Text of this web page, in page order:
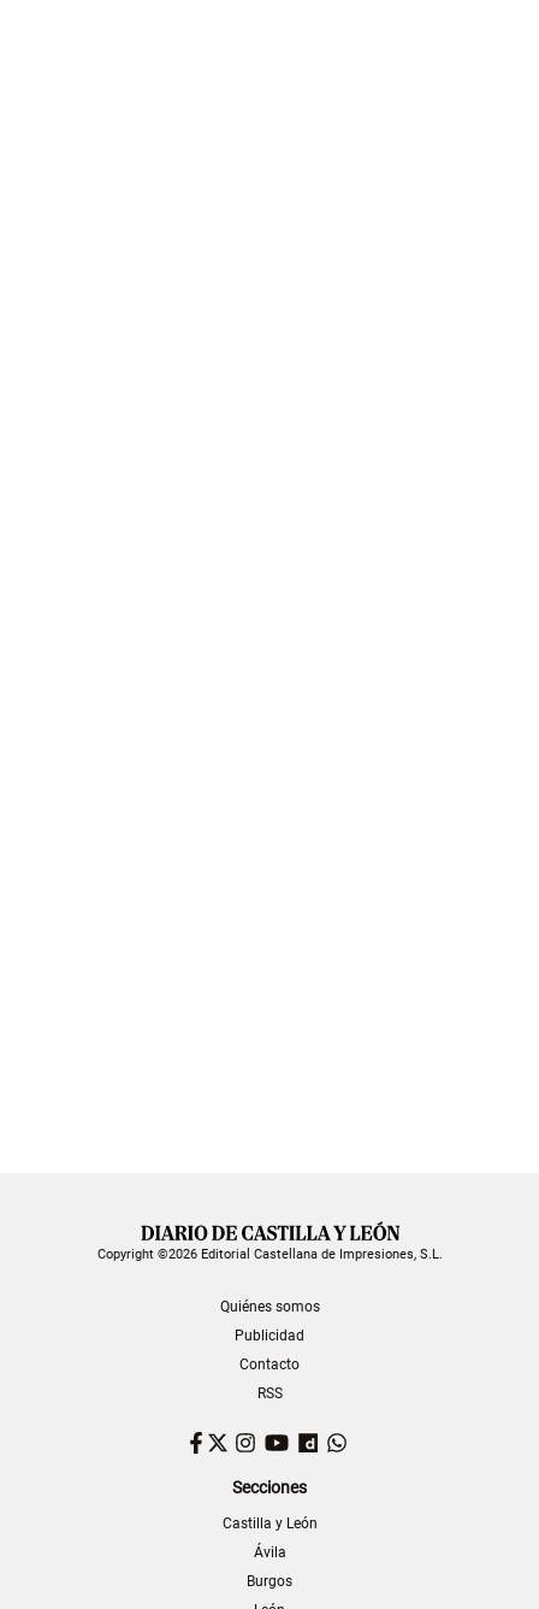
Copyright ©2026 Editorial Castellana de Impresiones, S.L.
Quiénes somos
Publicidad
Contacto
RSS
Facebook
TwitterInstagram
YouTubeDailymotion
Secciones
Castilla y León
Ávila
Burgos